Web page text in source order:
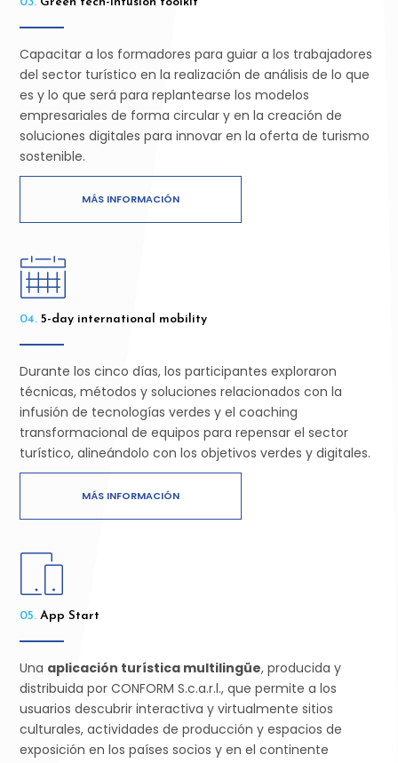
Capacitar a los formadores para guiar a los trabajadores
del sector turístico en la realización de análisis de lo que
es y lo que será para replantearse los modelos
empresariales de forma circular y en la creación de
soluciones digitales para innovar en la oferta de turismo
sostenible.
MÁS INFORMACIÓN
04. 5-day international mobility
Durante los cinco días, los participantes exploraron
técnicas, métodos y soluciones relacionados con la
infusión de tecnologías verdes y el coaching
transformacional de equipos para repensar el sector
turístico, alineándolo con los objetivos verdes y digitales.
MÁS INFORMACIÓN
05. App Start
Una aplicación turística multilingüe, producida y
distribuida por CONFORM S.c.a.r.l., que permite a los
usuarios descubrir interactiva y virtualmente sitios
culturales, actividades de producción y espacios de
exposición en los países socios y en el continente